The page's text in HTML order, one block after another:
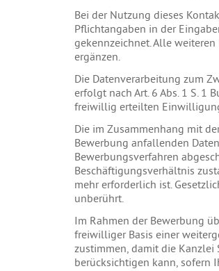
Bei der Nutzung dieses
Pflichtangaben in der
gekennzeichnet. Alle
ergänzen.
Die Datenverarbeitung zum
erfolgt nach Art. 6 Abs. 1 S. 1
freiwillig erteilten
Die im Zusammenhang mit
Bewerbung anfallenden
Bewerbungsverfahren
Beschäftigungsverhältnis
mehr erforderlich ist.
unberührt.
Im Rahmen der Bewerbung
freiwilliger Basis einer
zustimmen, damit die
berücksichtigen kann, sofern